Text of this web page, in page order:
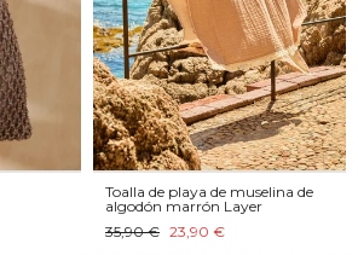
Toalla de playa de muselina de
algodón marrón Layer
35,90 € 23,90 €